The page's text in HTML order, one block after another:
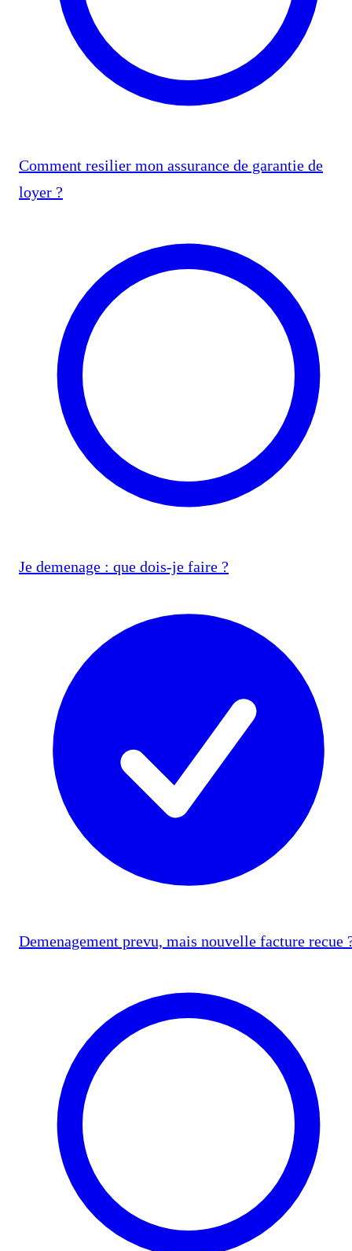
Comment resilier mon assurance de garantie de
loyer ?
Je demenage : que dois-je faire ?
Demenagement prevu, mais nouvelle facture recue